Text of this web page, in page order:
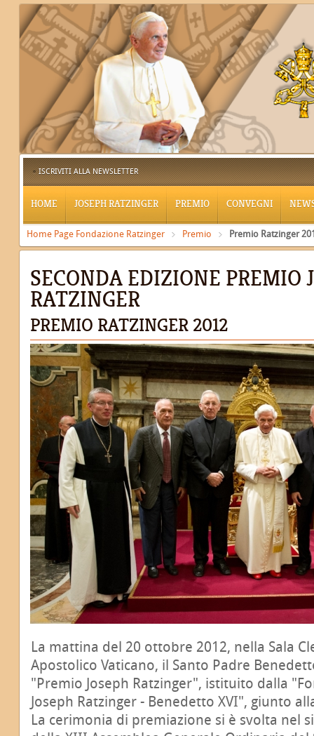
ISCRIVITI ALLA NEWSLETTER
HOME JOSEPH RATZINGER PREMIO CONVEGNI
Home Page Fondazione Ratzinger Premio Premio Ratzinger
SECONDA EDIZIONE PREMIO
RATZINGER
PREMIO RATZINGER 2012
La mattina del 20 ottobre 2012, nella Sala
Apostolico Vaticano, il Santo Padre
"Premio Joseph Ratzinger", istituito dalla
Joseph Ratzinger - Benedetto XVI", giunto
La cerimonia di premiazione si è svolta nel